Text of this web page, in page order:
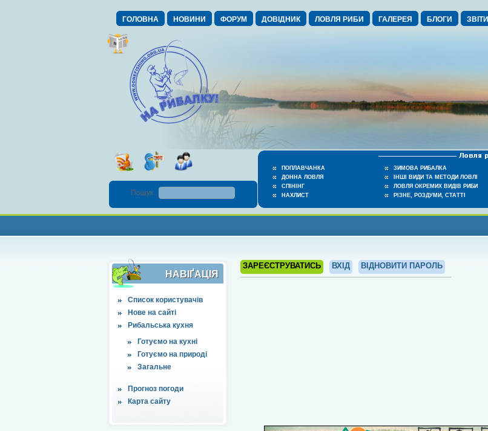
ГОЛОВНА НОВИНИ ФОРУМ ДОВІДНИК ЛОВЛЯ РИБИ ГАЛЕРЕЯ БЛОГИ ЗВІТИ
ПОПЛАВЧАНКА
ДОННА ЛОВЛЯ
СПІНІНГ
НАХЛИСТ
ЗИМОВА РИБАЛКА
ІНШІ ВИДИ ТА МЕТОДИ ЛОВЛІ
ЛОВЛЯ ОКРЕМИХ ВИДІВ РИБИ
РІЗНЕ, РОЗДУМИ, СТАТТІ
Пошук :
НАВІҐАЦІЯ
Список користувачів
Нове на сайті
Рибальська кухня
Готуємо на кухні
Готуємо на природі
Загальне
Прогноз погоди
Карта сайту
ЗАРЕЄСТРУВАТИСЬ ВХІД ВІДНОВИТИ ПАРОЛЬ